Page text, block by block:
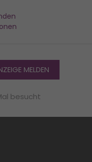
MELDEN
besucht